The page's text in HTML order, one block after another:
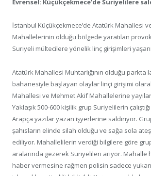
Evrensel: Küçükçekmece’de Suriyelilere
İstanbul Küçükçekmece’de Atatürk Mahallesi
Mahallelerinin olduğu bölgede yaratılan
Suriyeli mültecilere yönelik linç girişimleri
Atatürk Mahallesi Muhtarlığının olduğu parkta
bahanesiyle başlayan olaylar linçi girişimi
Mahallesi ve Mehmet Akif Mahallelerine
Yaklaşık 500-600 kişilik grup Suriyelilerin
Arapça yazılar yazan işyerlerine saldırıyor.
şahısların elinde silah olduğu ve sağa sola
ediliyor. Mahallelilerin verdiği bilgilere göre
aralarında gezerek Suriyelileri arıyor. Mahalle
haber vermesine rağmen polisin sadece